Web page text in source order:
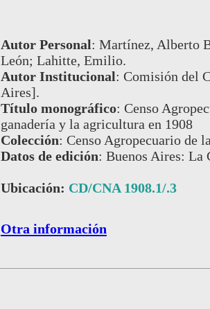
Autor Personal: Martínez, Alberto
León; Lahitte, Emilio.
Autor Institucional: Comisión del
Aires].
Título monográfico: Censo
ganadería y la agricultura en 1908
Colección: Censo Agropecuario de
Datos de edición: Buenos Aires: La
Ubicación: CD/CNA 1908.1/.3
Otra información